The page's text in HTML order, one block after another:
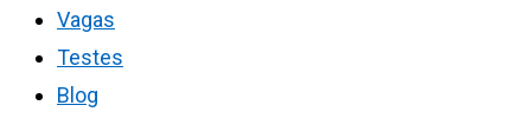
Vagas
Testes
Blog